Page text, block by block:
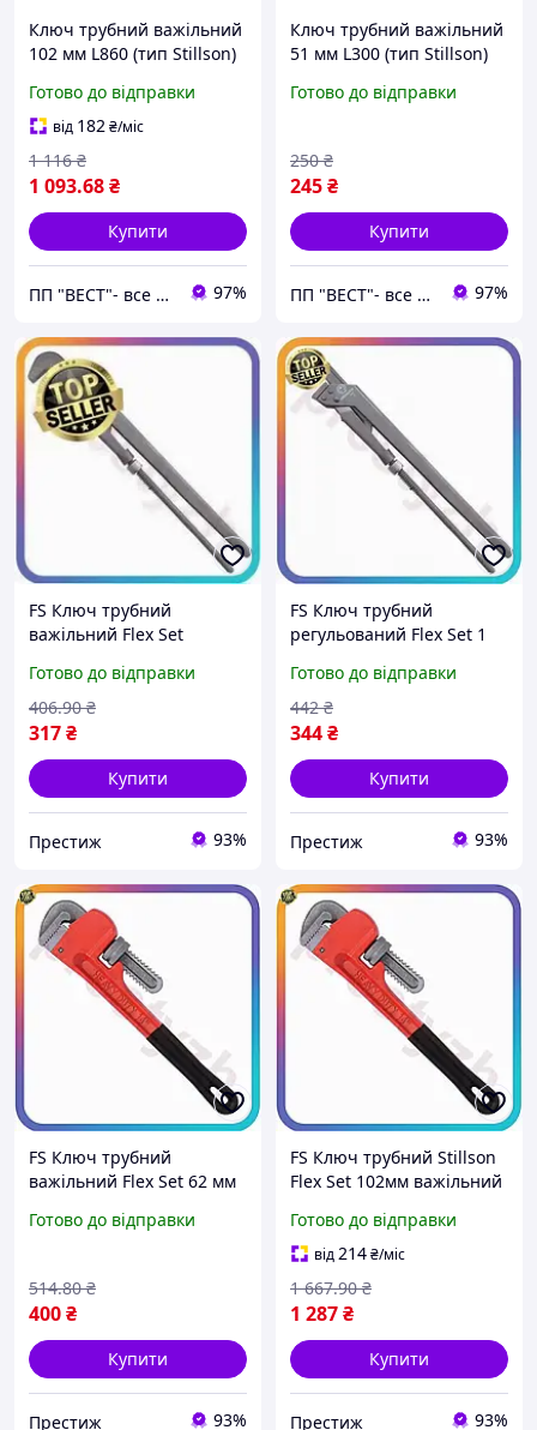
Ключ трубний важільний
102 мм L860 (тип Stillson)
Готово до відправки
від 182₴/міс
1 093.68₴
1 116 ₴
Купити
ПП "ВЕСТ"- все для зварки, спецодяг та взуття, пожежна безпека, покрівельні матеріали. 97%
Ключ трубний важільний
51 мм L300 (тип Stillson)
Готово до відправки
245₴
250 ₴
Купити
ПП "ВЕСТ"- все для зварки, спецодяг та взуття, пожежна безпека, покрівельні матеріали. 97%
FS Ключ трубний
важільний Flex Set
розвідний інструмент для
сантехніків та слюсарів
SET18-F
Готово до відправки
317₴
406.90 ₴
Купити
Престиж 93%
FS Ключ трубний
регульований Flex Set 1
для сантехніків та
слюсарів газовий ключ
SET18-F
Готово до відправки
344₴
442 ₴
Купити
Престиж 93%
FS Ключ трубний
важільний Flex Set 62 мм
монтажу та демонтажу
F
Готово до відправки
400₴
514.80 ₴
Купити
Престиж 93%
FS Ключ трубний Stillson
Flex Set 102мм важільний
860мм монтажний
інструмент SET18-F
Готово до відправки
від214₴/міс
1 287₴
1 667.90 ₴
Купити
Престиж 93%